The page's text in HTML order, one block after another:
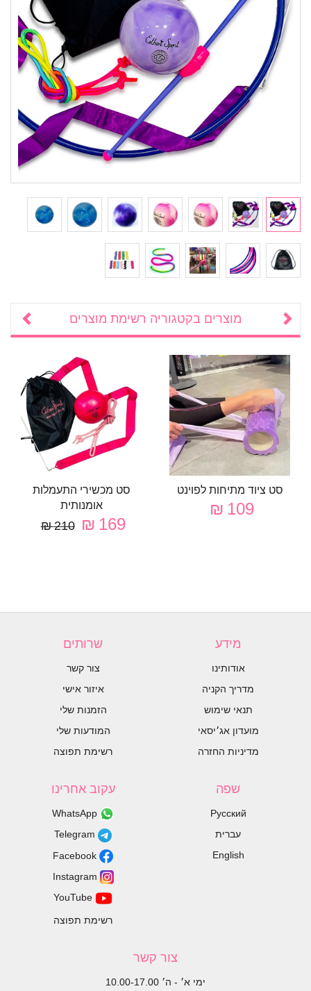
מוצרים בקטגוריה רשימת מוצרים
סט ציוד מתיחות לפוינט
109 ₪
סט מכשירי התעמלות
אומנותית
169 ₪
210 ₪
מידע
אודותינו
מדריך הקניה
תנאי שימוש
מועדון אג׳יסאי
מדיניות החזרה
שרותים
צור קשר
איזור אישי
הזמנות שלי
המודעות שלי
רשימת תפוצה
שפה
Русский
עברית
English
עקוב אחרינו
רשימת תפוצה
צור קשר
ימי א׳ - ה׳ 10.00-17.00